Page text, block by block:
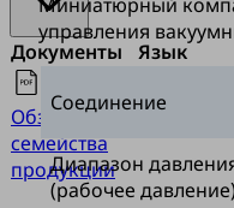
Документы Язык
Обзор
семейства
продукции
управления
Соединение
Диапазон
(рабочее